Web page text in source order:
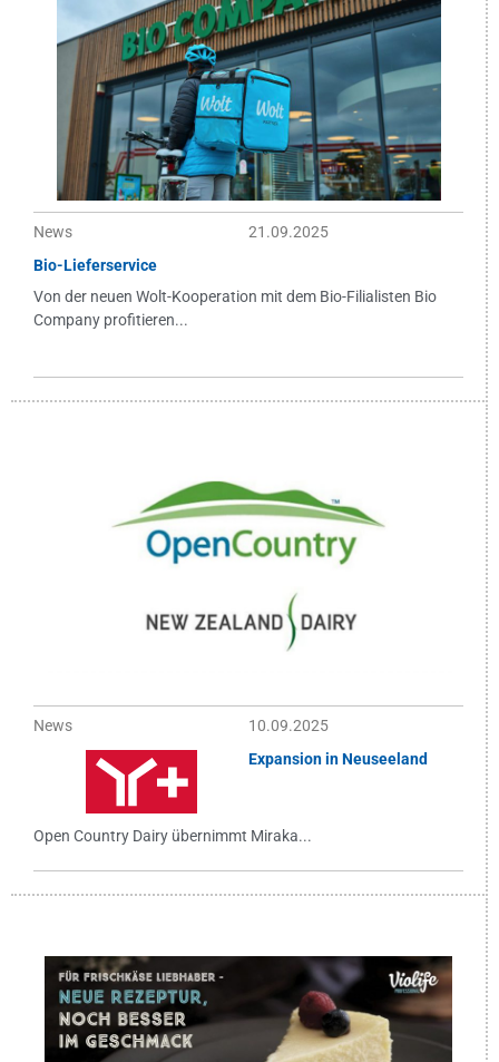
News
21.09.2025
Bio-Lieferservice
Von der neuen Wolt-Kooperation mit dem Bio-Filialisten Bio
Company profitieren...
News
10.09.2025
Expansion in Neuseeland
Open Country Dairy übernimmt Miraka...